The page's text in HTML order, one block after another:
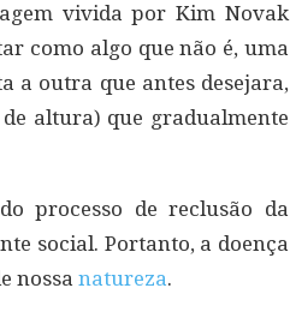
vivida por Kim Novak
como algo que não é, uma
a outra que antes desejara,
altura) que gradualmente
processo de reclusão da
social. Portanto, a doença
nossa natureza.